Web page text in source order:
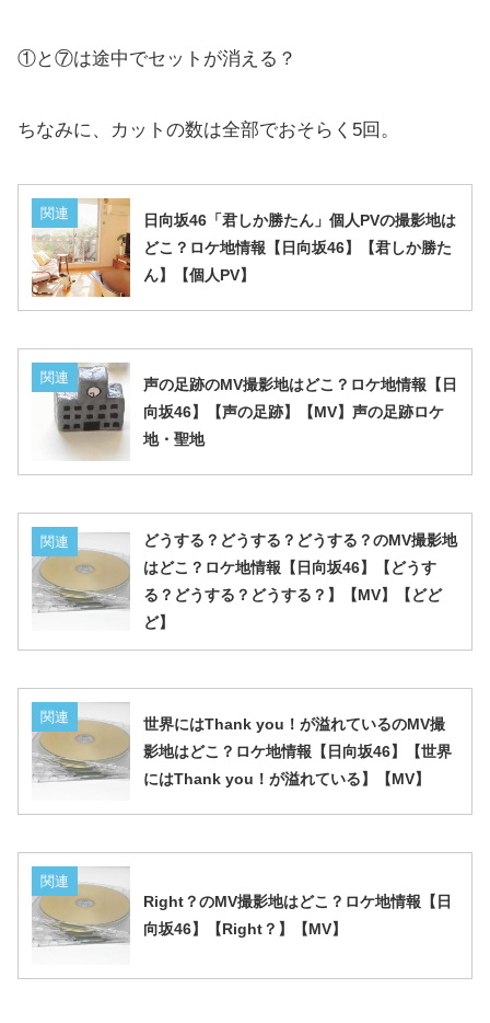
①と⑦は途中でセットが消える？
ちなみに、カットの数は全部でおそらく5回。
関連
日向坂46「君しか勝たん」個人PVの撮影地は
どこ？ロケ地情報【日向坂46】【君しか勝た
ん】【個人PV】
関連
声の足跡のMV撮影地はどこ？ロケ地情報【日
向坂46】【声の足跡】【MV】声の足跡ロケ
地・聖地
関連
どうする？どうする？どうする？のMV撮影地
はどこ？ロケ地情報【日向坂46】【どうす
る？どうする？どうする？】【MV】【どど
ど】
関連
世界にはThank you！が溢れているのMV撮
影地はどこ？ロケ地情報【日向坂46】【世界
にはThank you！が溢れている】【MV】
関連
Right？のMV撮影地はどこ？ロケ地情報【日
向坂46】【Right？】【MV】